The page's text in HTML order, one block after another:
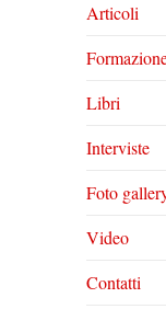
Articoli
Libri
Interviste
Foto
Video
Contatti